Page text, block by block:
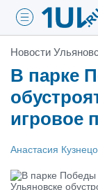
Новости
В парке
игровое
Анастасия